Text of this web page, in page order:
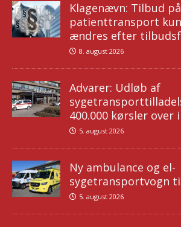
Klagenævn: Tilbud på
patienttransport
ændres efter
8. august 2026
Advarer: Udløb af
400.000 kørsler over
5. august 2026
Ny ambulance og el-
sygetransportvogn
5. august 2026